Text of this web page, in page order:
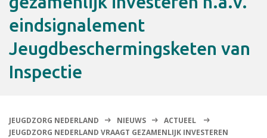
Over Jeugdzorg Nederland
Contact
eindsignalement
Jeugdbeschermingsketen van
Inspectie
JEUGDZORG NEDERLAND NIEUWS
ACTUEEL
JEUGDZORG NEDERLAND VRAAGT GEZAMENLIJK INVESTEREN